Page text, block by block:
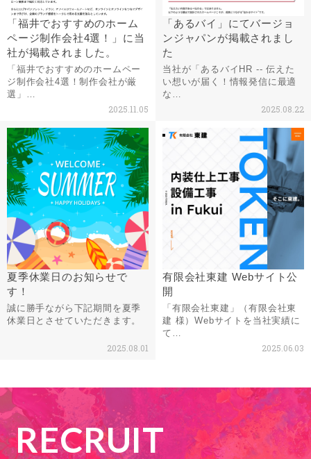
「福井でおすすめのホーム
ページ制作会社4選！」に当
社が掲載されました。
「福井でおすすめのホームペー
ジ制作会社4選！制作会社が厳
選」…
2025.11.05
「あるバイ」にてバージョ
ンジャパンが掲載されまし
た
当社が「あるバイHR -- 伝えた
い想いが届く！情報発信に最適
な…
2025.08.22
夏季休業日のお知らせで
す！
誠に勝手ながら下記期間を夏季
休業日とさせていただきます。
2025.08.01
有限会社東建 Webサイト公
開
「有限会社東建」（有限会社東
建 様）Webサイトを当社実績に
て…
2025.06.03
RECRUIT